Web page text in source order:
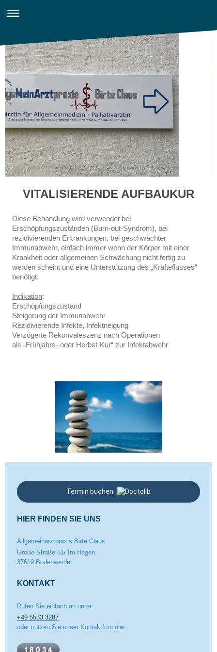
VITALISIERENDE AUFBAUKUR
Diese Behandlung wird verwendet bei
Erschöpfungszuständen (Burn-out-Syndrom), bei
rezidivierenden Erkrankungen, bei geschwächter
Immunabwehr, einfach immer wenn der Körper mit einer
Krankheit oder allgemeinen Schwächung nicht fertig zu
werden scheint und eine Unterstützung des „Kräfteflusses“
benötigt.
Indikation:
Erschöpfungszustand
Steigerung der Immunabwehr
Rezidivierende Infekte, Infektneigung
Verzögerte Rekonvaleszenz nach Operationen
als „Frühjahrs- oder Herbst-Kur“ zur Infektabwehr
Termin buchen
HIER FINDEN SIE UNS
Allgemeinarztpraxis Birte Claus
Große Straße 51/ Im Hagen
37619 Bodenwerder
KONTAKT
Rufen Sie einfach an unter
+49 5533 3287
oder nutzen Sie unser Kontaktformular.